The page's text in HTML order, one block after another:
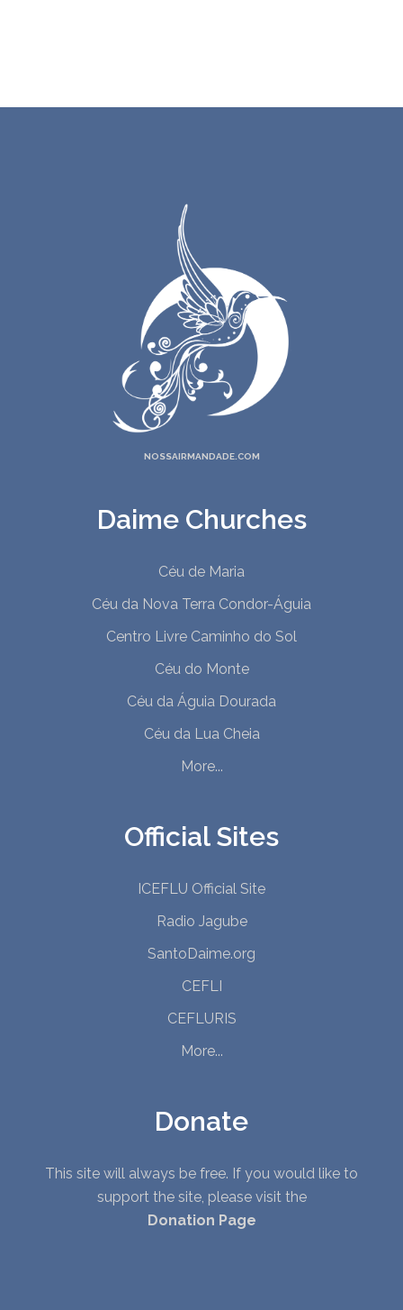
28. Olhando As Matas Verdes
30. Meu Escudo É O Seu Poder
33. Cumprir As Ordens
36. Cheguei A Casa
NOSSAIRMANDADE.COM
Daime Churches
Céu de Maria
Céu da Nova Terra Condor-Águia
Centro Livre Caminho do Sol
Céu do Monte
Céu da Águia Dourada
Céu da Lua Cheia
More...
Official Sites
ICEFLU Official Site
Radio Jagube
SantoDaime.org
CEFLI
CEFLURIS
More...
Donate
This site will always be free. If you would like to
support the site, please visit the
Donation Page